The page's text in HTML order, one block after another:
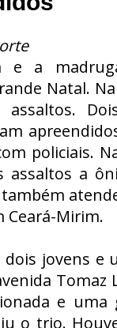
a
Natal.
assaltos.
policiais.
assaltos a
Ceará-Mirim.
dois jovens e
Tomaz
e uma
o trio.